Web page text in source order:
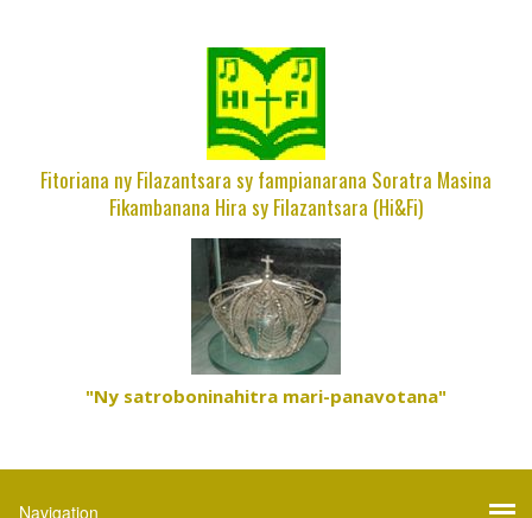
Fitoriana ny Filazantsara sy fampianarana Soratra Masina
Fikambanana Hira sy Filazantsara (Hi&Fi)
"Ny satroboninahitra mari-panavotana"